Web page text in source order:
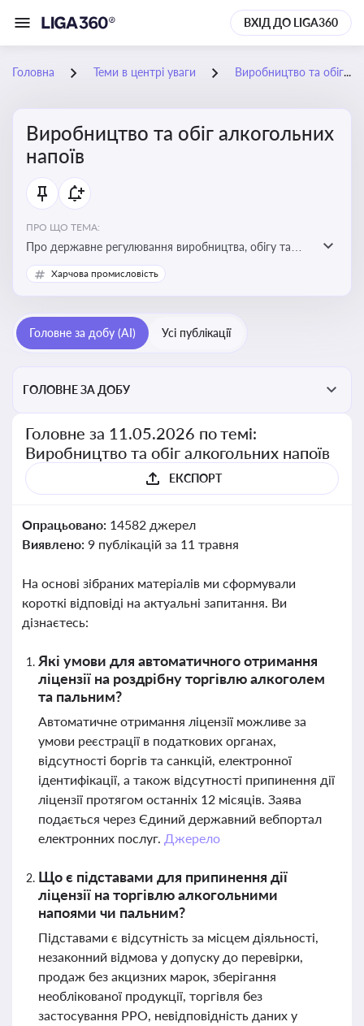
ВХІД ДО LIGA360
Головна Теми в центрі уваги Виробництво та обіг алкогольних напоїв
Виробництво та обіг алкогольних
напоїв
ПРО ЩО ТЕМА:
Про державне регулювання виробництва, обігу та
оподаткування алкогольної продукції, про
ліцензування та правові ризики
Харчова промисловість
Головне за добу (AI) Усі публікації
ГОЛОВНЕ ЗА ДОБУ
Головне за 11.05.2026 по темі:
Виробництво та обіг алкогольних напоїв
ЕКСПОРТ
Опрацьовано: 14582 джерел
Виявлено: 9 публікацій за 11 травня
На основі зібраних матеріалів ми сформували
короткі відповіді на актуальні запитання. Ви
дізнаєтесь:
Які умови для автоматичного отримання
ліцензії на роздрібну торгівлю алкоголем
та пальним?
Автоматичне отримання ліцензії можливе за
умови реєстрації в податкових органах,
відсутності боргів та санкцій, електронної
ідентифікації, а також відсутності припинення дії
ліцензії протягом останніх 12 місяців. Заява
подається через Єдиний державний вебпортал
електронних послуг. Джерело
Що є підставами для припинення дії
ліцензії на торгівлю алкогольними
напоями чи пальним?
Підставами є відсутність за місцем діяльності,
незаконний відмова у допуску до перевірки,
продаж без акцизних марок, зберігання
необлікованої продукції, торгівля без
застосування РРО, невідповідність даних у